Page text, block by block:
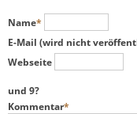
Pflichtfeld
Name*
Pflichtfeld
E-Mail (wird nicht
Webseite
und 9?
Pflichtfeld
Kommentar*